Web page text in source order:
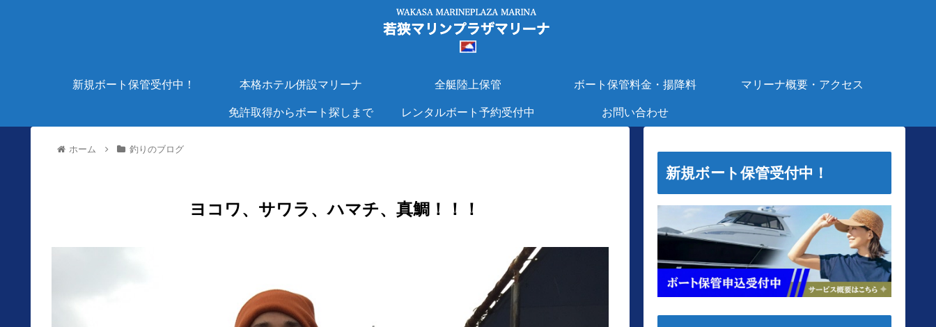
新規ボート保管受付中！ 本格ホテル併設マリーナ 全艇陸上保管 ボート保管料金・揚降料 マリーナ概要・アクセス
免許取得からボート探しまで レンタルボート予約受付中 お問い合わせ
ホーム 釣りのブログ
ヨコワ、サワラ、ハマチ、真鯛！！！
新規ボート保管受付中！